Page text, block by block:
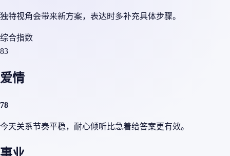
独特视角会带来新方案，表达时多补充具体步骤。
综合指数
83
爱情
78
今天关系节奏平稳，耐心倾听比急着给答案更有效。
事业